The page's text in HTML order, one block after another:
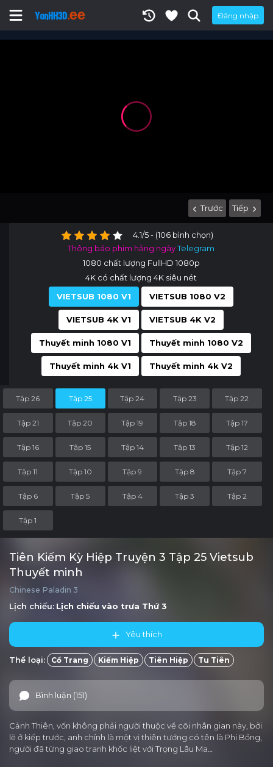
Đăng nhập
Trước Tiếp
4.1/5 - (106 bình chọn)
Thông báo phim hằng ngàyTelegram
1080 chất lượng FullHD 1080p
4K có chất lượng 4K siêu nét
VIETSUB 1080 V1
VIETSUB 1080 V2
VIETSUB 4K V1 VIETSUB 4K V2
Thuyết minh 1080 V1 Thuyết minh 1080 V2
Thuyết minh 4k V1 Thuyết minh 4k V2
Tập 26 Tập 25 Tập 24 Tập 23 Tập 22
Tập 21 Tập 20 Tập 19 Tập 18 Tập 17
Tập 16 Tập 15 Tập 14 Tập 13 Tập 12
Tập 11 Tập 10 Tập 9 Tập 8 Tập 7
Tập 6 Tập 5 Tập 4 Tập 3 Tập 2
Tập 1
Tiên Kiếm Kỳ Hiệp Truyện 3 Tập 25 Vietsub
Thuyết minh
Chinese Paladin 3
Lịch chiếu: Lịch chiếu vào trưa Thứ 3
Yêu thích
Thể loại: Cổ Trang Kiếm Hiệp Tiên Hiệp Tu Tiên
Bình luận (151)
Cảnh Thiên, vốn không phải người thuộc về cõi nhân gian này, bởi
lẽ ở kiếp trước, anh chính là một vị thiên tướng có tên là Phi Bồng,
người đã từng giao tranh khốc liệt với Trọng Lâu Ma…